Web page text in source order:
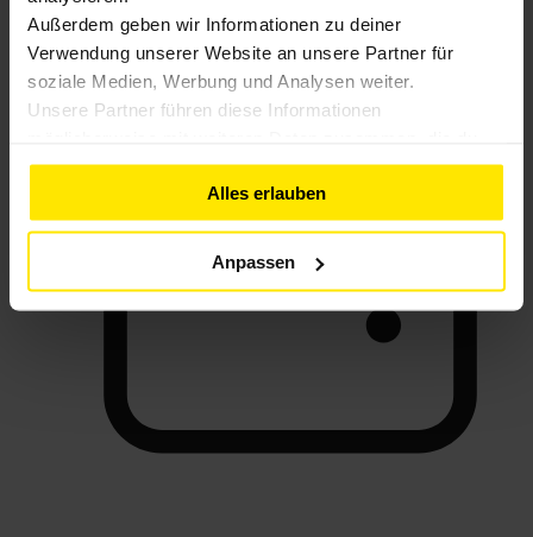
Außerdem geben wir Informationen zu deiner
Verwendung unserer Website an unsere Partner für
soziale Medien, Werbung und Analysen weiter.
Unsere Partner führen diese Informationen
ihnen bereitgestellt hast oder die sie im Rahmen deiner
Nutzung der Dienste gesammelt haben. Weitere
Informationen findest du in unserer
Datenschutzerklärung
Alles erlauben
Anpassen
HERO Finance